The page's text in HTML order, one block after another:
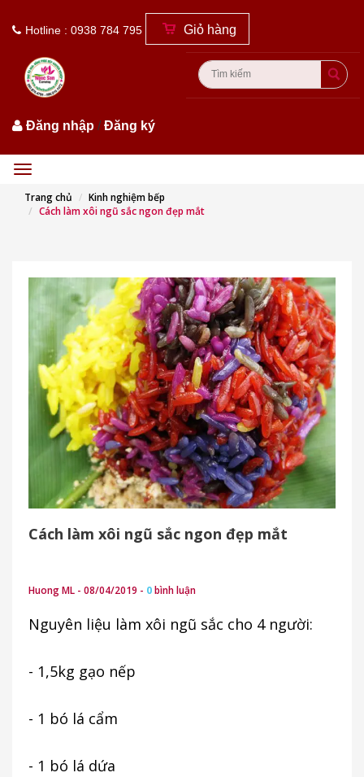
Hotline : 0938 784 795 Giỏ hàng
Đăng nhập /Đăng ký
Menu
Trang chủ
Kinh nghiệm bếp
Cách làm xôi ngũ sắc ngon đẹp mắt
Cách làm xôi ngũ sắc ngon đẹp mắt
Huong ML - 08/04/2019 - 0bình luận
Nguyên liệu làm xôi ngũ sắc cho 4 người:
- 1,5kg gạo nếp
- 1 bó lá cẩm
- 1 bó lá dứa